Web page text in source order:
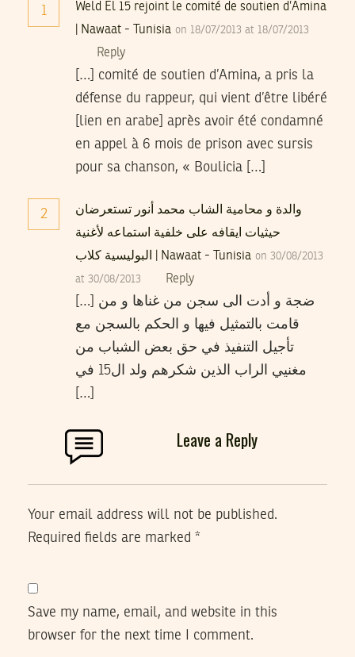
1
Weld El 15 rejoint le comité de soutien d’Amina
| Nawaat - Tunisia on 18/07/2013 at 18/07/2013
Reply
[…] comité de soutien d’Amina, a pris la
défense du rappeur, qui vient d’être libéré
[lien en arabe] après avoir été condamné
en appel à 6 mois de prison avec sursis
pour sa chanson, « Boulicia […]
2
والدة و محامية الشاب محمد أنور تستعرضان
حيثيات ايقافه على خلفية استماعه لأغنية
البوليسية كلاب | Nawaat - Tunisia on 30/08/2013
at 30/08/2013 Reply
[…] ضجة و أدت الى سجن من غناها و من
قامت بالتمثيل فيها و الحكم بالسجن مع
تأجيل التنفيذ في حق بعض الشباب من
مغنيي الراب الذين شكرهم ولد ال15 في
[…]
Leave a Reply
Your email address will not be published.
Required fields are marked *
Save my name, email, and website in this
browser for the next time I comment.